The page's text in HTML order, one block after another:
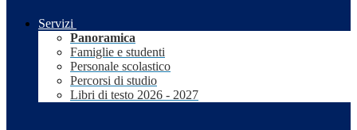
Servizi
Panoramica
Famiglie e studenti
Personale scolastico
Percorsi di studio
Libri di testo 2026 - 2027